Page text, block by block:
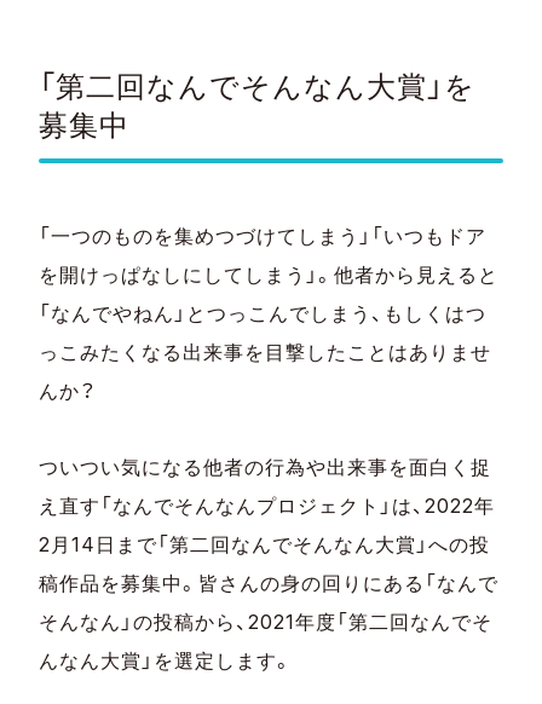
「第二回なんでそんなん大賞」を
募集中
「一つのものを集めつづけてしまう」「いつもドア
を開けっぱなしにしてしまう」。他者から見えると
「なんでやねん」とつっこんでしまう、もしくはつ
っこみたくなる出来事を目撃したことはありませ
んか？
ついつい気になる他者の行為や出来事を面白く捉
え直す「なんでそんなんプロジェクト」は、2022年
2月14 日まで「第二回なんでそんなん大賞」への投
稿作品を募集中。皆さんの身の回りにある「なんで
そんなん」の投稿から、2021年度「第二回なんでそ
んなん大賞」を選定します。